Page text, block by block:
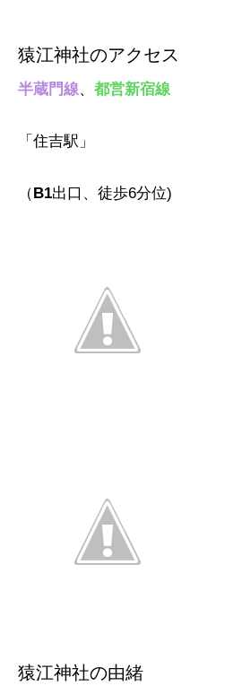
猿江神社のアクセス
半蔵門線、 都営新宿線
「住吉駅」
（B1出口、徒歩6分位)
猿江神社の由緒